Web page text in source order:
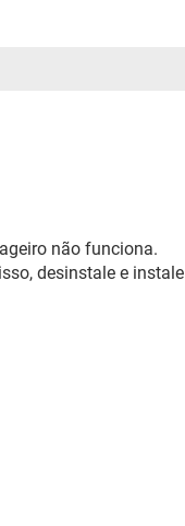
não funciona.
desinstale e instale